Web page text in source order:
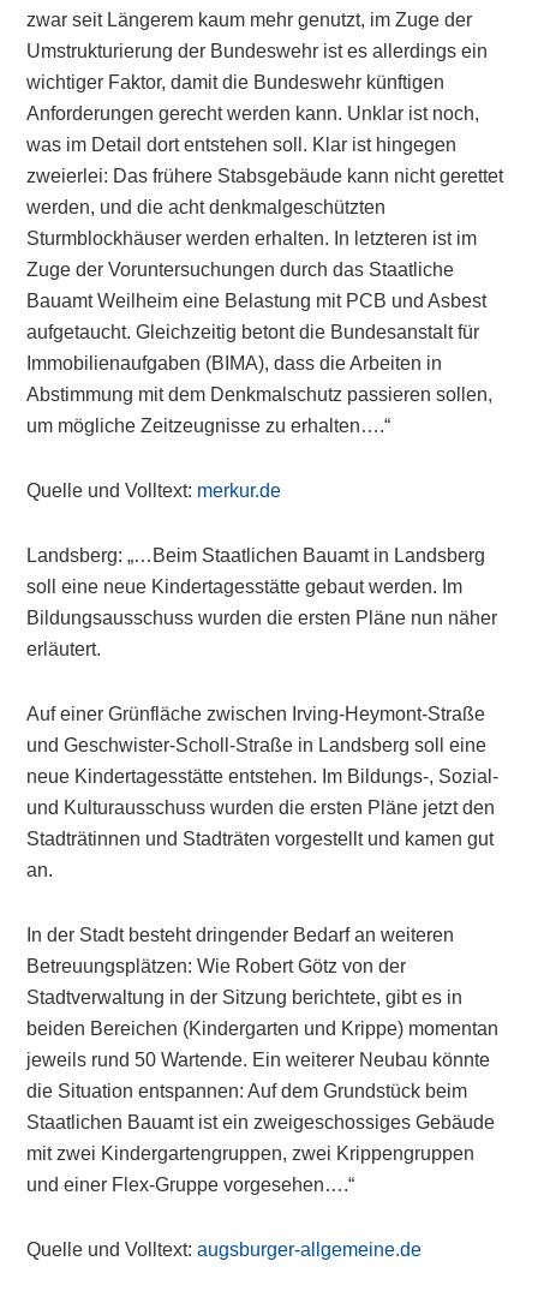
zwar seit Längerem kaum mehr genutzt, im Zuge der
Umstrukturierung der Bundeswehr ist es allerdings ein
wichtiger Faktor, damit die Bundeswehr künftigen
Anforderungen gerecht werden kann. Unklar ist noch,
was im Detail dort entstehen soll. Klar ist hingegen
zweierlei: Das frühere Stabsgebäude kann nicht gerettet
werden, und die acht denkmalgeschützten
Sturmblockhäuser werden erhalten. In letzteren ist im
Zuge der Voruntersuchungen durch das Staatliche
Bauamt Weilheim eine Belastung mit PCB und Asbest
aufgetaucht. Gleichzeitig betont die Bundesanstalt für
Immobilienaufgaben (BIMA), dass die Arbeiten in
Abstimmung mit dem Denkmalschutz passieren sollen,
um mögliche Zeitzeugnisse zu erhalten….“
Quelle und Volltext: merkur.de
Landsberg: „…Beim Staatlichen Bauamt in Landsberg
soll eine neue Kindertagesstätte gebaut werden. Im
Bildungsausschuss wurden die ersten Pläne nun näher
erläutert.
Auf einer Grünfläche zwischen Irving-Heymont-Straße
und Geschwister-Scholl-Straße in Landsberg soll eine
neue Kindertagesstätte entstehen. Im Bildungs-, Sozial-
und Kulturausschuss wurden die ersten Pläne jetzt den
Stadträtinnen und Stadträten vorgestellt und kamen gut
an.
In der Stadt besteht dringender Bedarf an weiteren
Betreuungsplätzen: Wie Robert Götz von der
Stadtverwaltung in der Sitzung berichtete, gibt es in
beiden Bereichen (Kindergarten und Krippe) momentan
jeweils rund 50 Wartende. Ein weiterer Neubau könnte
die Situation entspannen: Auf dem Grundstück beim
Staatlichen Bauamt ist ein zweigeschossiges Gebäude
mit zwei Kindergartengruppen, zwei Krippengruppen
und einer Flex-Gruppe vorgesehen….“
Quelle und Volltext:augsburger-allgemeine.de